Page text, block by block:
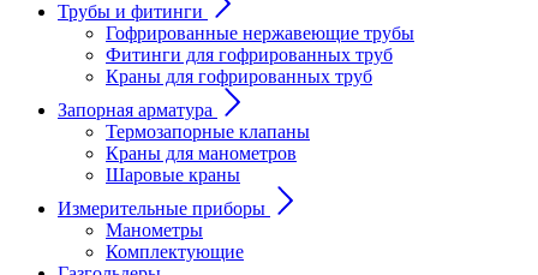
Трубы и фитинги
Гофрированные нержавеющие трубы
Фитинги для гофрированных труб
Краны для гофрированных труб
Запорная арматура
Термозапорные клапаны
Краны для манометров
Шаровые краны
Измерительные приборы
Манометры
Комплектующие